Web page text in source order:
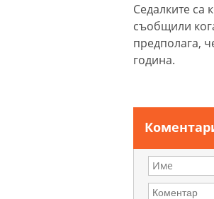
Седалките са
съобщили
предполага,
година.